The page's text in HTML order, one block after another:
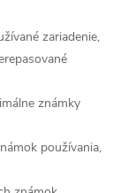
zariadenie,
známky
používania,